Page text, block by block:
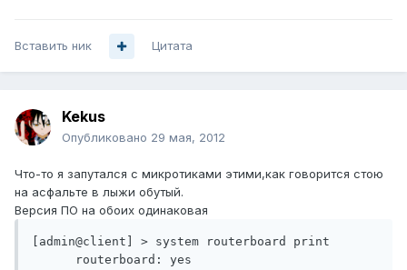
Вставить ник Цитата
Kekus
Опубликовано 29 мая, 2012
Что-то я запутался с микротиками этими,как говорится стою
на асфальте в лыжи обутый.
Версия ПО на обоих одинаковая
[admin@client] > system routerboard print